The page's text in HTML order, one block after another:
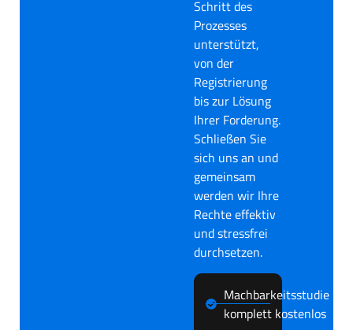
Schritt des
Prozesses
unterstützt,
von der
Registrierung
bis zur Lösung
Ihrer Forderung.
Schließen Sie
sich uns an und
gemeinsam
werden wir Ihre
Rechte effektiv
und stressfrei
durchsetzen.
Machbarkeitsstudie
komplett kostenlos